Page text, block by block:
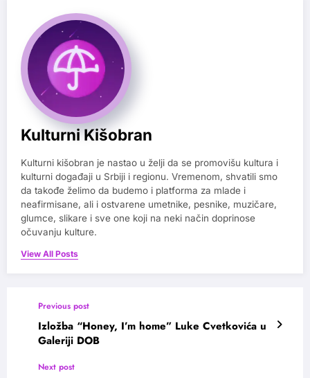
Kulturni Kišobran
Kulturni kišobran je nastao u želji da se promovišu kultura i
kulturni događaji u Srbiji i regionu. Vremenom, shvatili smo
da takođe želimo da budemo i platforma za mlade i
neafirmisane, ali i ostvarene umetnike, pesnike, muzičare,
glumce, slikare i sve one koji na neki način doprinose
očuvanju kulture.
View All Posts
Previous post
Izložba “Honey, I’m home” Luke Cvetkovića u
Galeriji DOB
Next post